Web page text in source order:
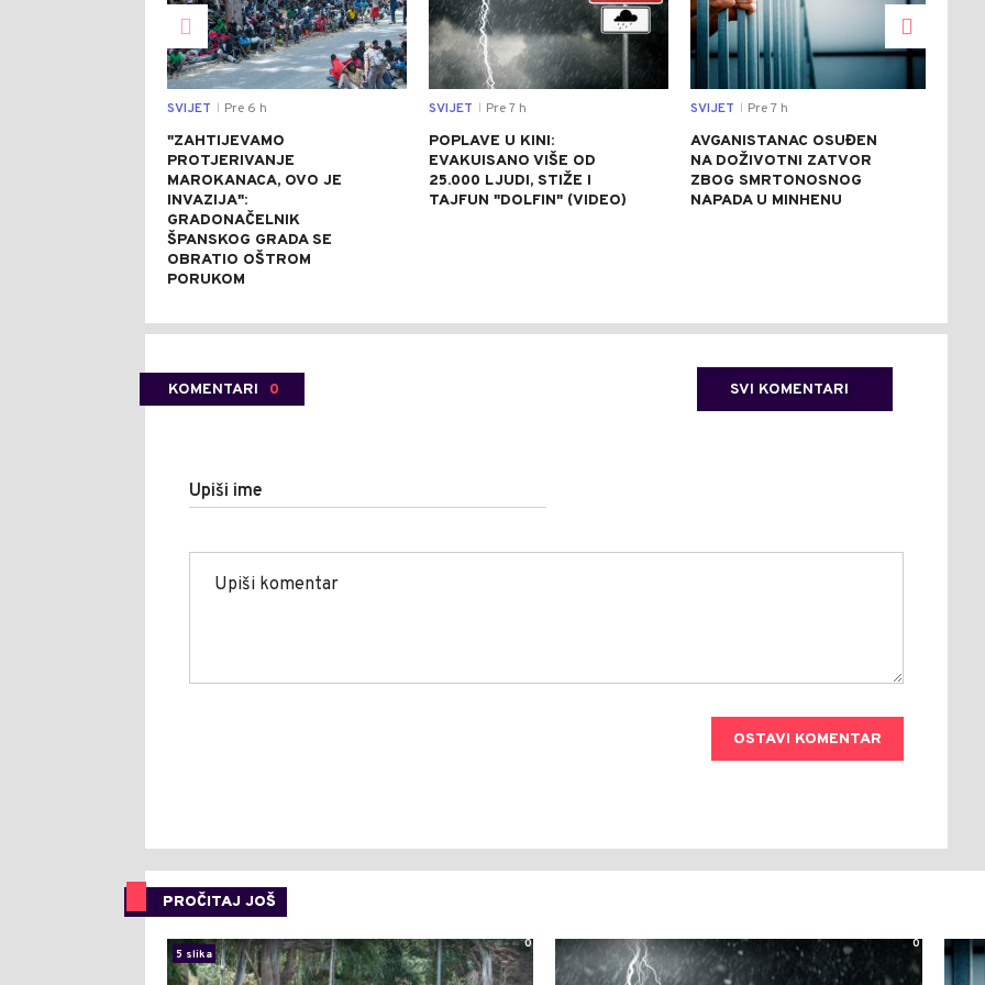
SVIJET Pre 6 h
"ZAHTIJEVAMO
PROTJERIVANJE
MAROKANACA, OVO JE
INVAZIJA":
GRADONAČELNIK
ŠPANSKOG GRADA SE
OBRATIO OŠTROM
PORUKOM
SVIJET Pre 7 h
POPLAVE U KINI:
EVAKUISANO VIŠE OD
25.000 LJUDI, STIŽE I
TAJFUN "DOLFIN" (VIDEO)
SVIJET Pre 7 h
AVGANISTANAC OSUĐEN
NA DOŽIVOTNI ZATVOR
ZBOG SMRTONOSNOG
NAPADA U MINHENU
KOMENTARI 0 SVI KOMENTARI
Upiši ime
OSTAVI KOMENTAR
PROČITAJ JOŠ
5 slika
0 0